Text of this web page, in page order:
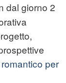
dal giorno 2
per